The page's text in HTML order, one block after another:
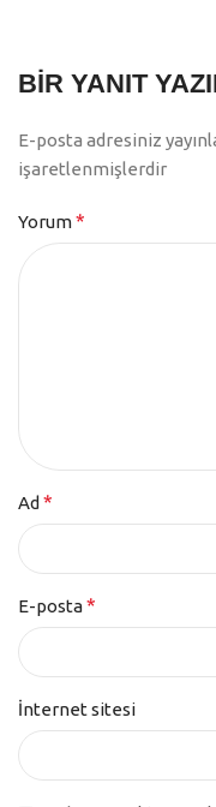
BIR YANIT
E-posta adresiniz
işaretlenmişlerdir
Yorum*
Ad *
E-posta*
İnternet sitesi